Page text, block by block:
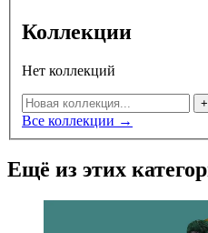
Коллекции
Нет коллекций
+
Все коллекции →
Ещё из этих